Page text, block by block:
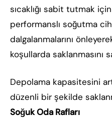
sıcaklığı sabit tutmak
performanslı soğutma
dalgalanmalarını
koşullarda saklanmasını
Depolama kapasitesini
düzenli bir şekilde
Soğuk Oda Rafları